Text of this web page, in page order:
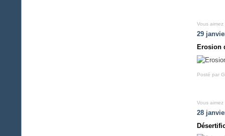
Vous aimez
29
Erosion
Posté par
Vous aimez
28